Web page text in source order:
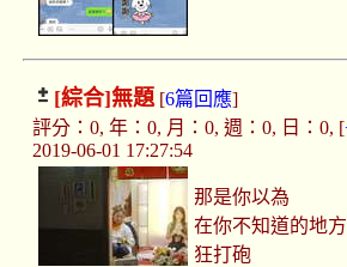
[綜合]無題[6篇回應]
評分：0, 年：0, 月：0, 週：0, 日：0, [
2019-06-01 17:27:54
那是你以為
在你不知道的地
狂打砲